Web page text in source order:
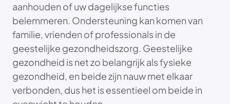
aanhouden of uw dagelijkse functies
belemmeren. Ondersteuning kan komen van
familie, vrienden of professionals in de
geestelijke gezondheidszorg. Geestelijke
gezondheid is net zo belangrijk als fysieke
gezondheid, en beide zijn nauw met elkaar
verbonden, dus het is essentieel om beide in